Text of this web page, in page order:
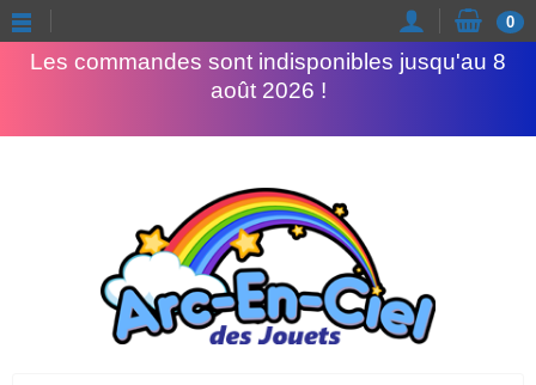
Les commandes sont indisponibles jusqu'au 8
août 2026 !
0